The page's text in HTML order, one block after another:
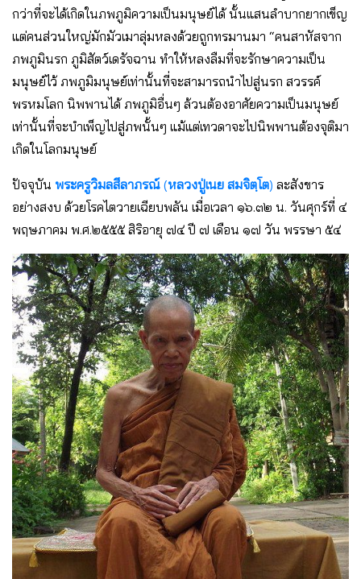
กว่าที่จะได้เกิดในภพภูมิความเป็นมนุษย์ได้ นั้นแสนลําบากยากเข็ญ
แต่คนส่วนใหญ่มักมัวเมาลุ่มหลงด้วยถูกทรมานมา “คนสาหัสจาก
ภพภูมินรก ภูมิสัตว์เดรัจฉาน ทําให้หลงลืมที่จะรักษาความเป็น
มนุษย์ไว้ ภพภูมิมนุษย์เท่านั้นที่จะสามารถนําไปสู่นรก สวรรค์
พรหมโลก นิพพานได้ ภพภูมิอื่นๆ ล้วนต้องอาศัยความเป็นมนุษย์
เท่านั้นที่จะบําเพ็ญไปสู่ภพนั้นๆ แม้แต่เทวดาจะไปนิพพานต้องจุติมา
เกิดในโลกมนุษย์
ปัจจุบัน พระครูวิมลสีลาภรณ์ (หลวงปู่เนย สมจิตฺโต) ละสังขาร
อย่างสงบ ด้วยโรคไตวายเฉียบพลัน เมื่อเวลา ๑๖.๓๒ น. วันศุกร์ที่ ๔
พฤษภาคม พ.ศ.๒๕๕๕ สิริอายุ ๗๔ ปี ๗ เดือน ๑๗ วัน พรรษา ๕๔